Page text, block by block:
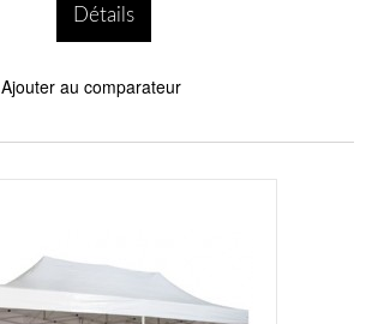
Détails
Ajouter au comparateur